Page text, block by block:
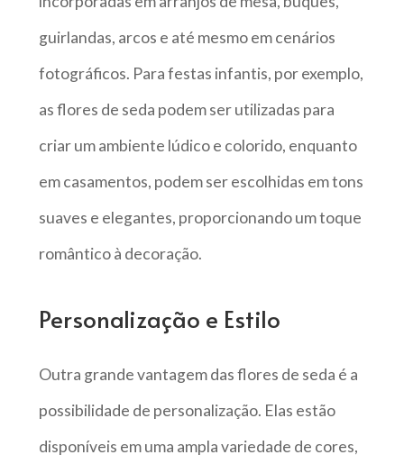
guirlandas, arcos e até mesmo em cenários
fotográficos. Para festas infantis, por exemplo,
as flores de seda podem ser utilizadas para
criar um ambiente lúdico e colorido, enquanto
em casamentos, podem ser escolhidas em tons
suaves e elegantes, proporcionando um toque
romântico à decoração.
Personalização e Estilo
Outra grande vantagem das flores de seda é a
possibilidade de personalização. Elas estão
disponíveis em uma ampla variedade de cores,